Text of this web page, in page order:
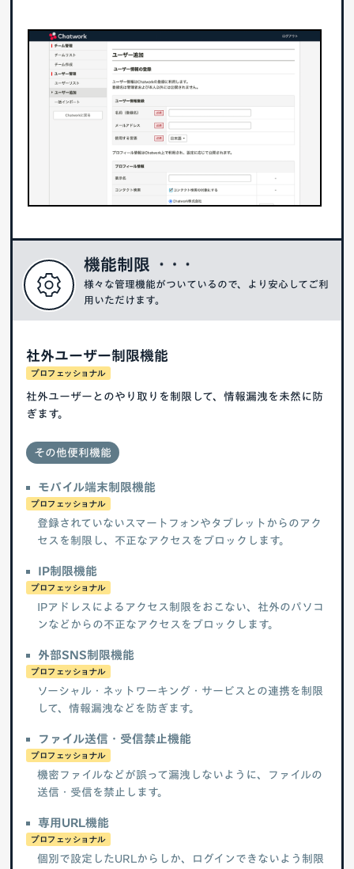
機能制限
様々な管理機能がついているので、より安心してご利
用いただけます。
社外ユーザー制限機能
プロフェッショナル
社外ユーザーとのやり取りを制限して、情報漏洩を未然に防
ぎます。
その他便利機能
モバイル端末制限機能
プロフェッショナル
登録されていないスマートフォンやタブレットからのアク
セスを制限し、不正なアクセスをブロックします。
IP制限機能
プロフェッショナル
IPアドレスによるアクセス制限をおこない、社外のパソコ
ンなどからの不正なアクセスをブロックします。
外部SNS制限機能
プロフェッショナル
ソーシャル・ネットワーキング・サービスとの連携を制限
して、情報漏洩などを防ぎます。
ファイル送信・受信禁止機能
プロフェッショナル
機密ファイルなどが誤って漏洩しないように、ファイルの
送信・受信を禁止します。
専用URL機能
プロフェッショナル
個別で設定したURLからしか、ログインできないよう制限